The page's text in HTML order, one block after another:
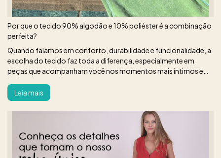
Por que o tecido 90% algodão e 10% poliéster é a combinação
perfeita?
Quando falamos em conforto, durabilidade e funcionalidade, a
escolha do tecido faz toda a diferença, especialmente em
peças que acompanham você nos momentos mais íntimos e
Leia mais